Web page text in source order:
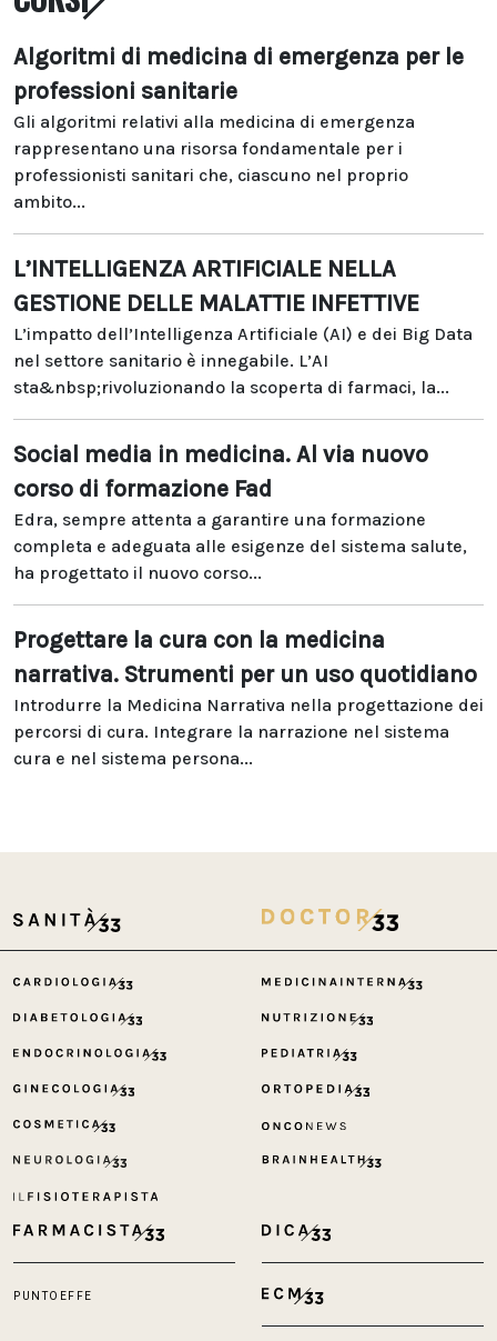
Algoritmi di medicina di emergenza per le
professioni sanitarie
Gli algoritmi relativi alla medicina di emergenza
rappresentano una risorsa fondamentale per i
professionisti sanitari che, ciascuno nel proprio
ambito...
L’INTELLIGENZA ARTIFICIALE NELLA
GESTIONE DELLE MALATTIE INFETTIVE
L’impatto dell’Intelligenza Artificiale (AI) e dei Big Data
nel settore sanitario è innegabile. L’AI
sta&nbsp;rivoluzionando la scoperta di farmaci, la...
Social media in medicina. Al via nuovo
corso di formazione Fad
Edra, sempre attenta a garantire una formazione
completa e adeguata alle esigenze del sistema salute,
ha progettato il nuovo corso...
Progettare la cura con la medicina
narrativa. Strumenti per un uso quotidiano
Introdurre la Medicina Narrativa nella progettazione dei
percorsi di cura. Integrare la narrazione nel sistema
cura e nel sistema persona...